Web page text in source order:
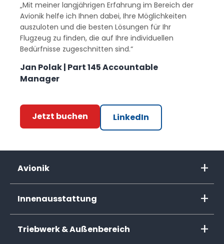
„Mit meiner langjährigen Erfahrung im Bereich der
Avionik helfe ich Ihnen dabei, Ihre Möglichkeiten
auszuloten und die besten Lösungen für Ihr
Flugzeug zu finden, die auf Ihre individuellen
Bedürfnisse zugeschnitten sind.“
Jan Polak | Part 145 Accountable
Manager
Jetzt buchen LinkedIn
Avionik
Innenausstattung
Triebwerk & Außenbereich